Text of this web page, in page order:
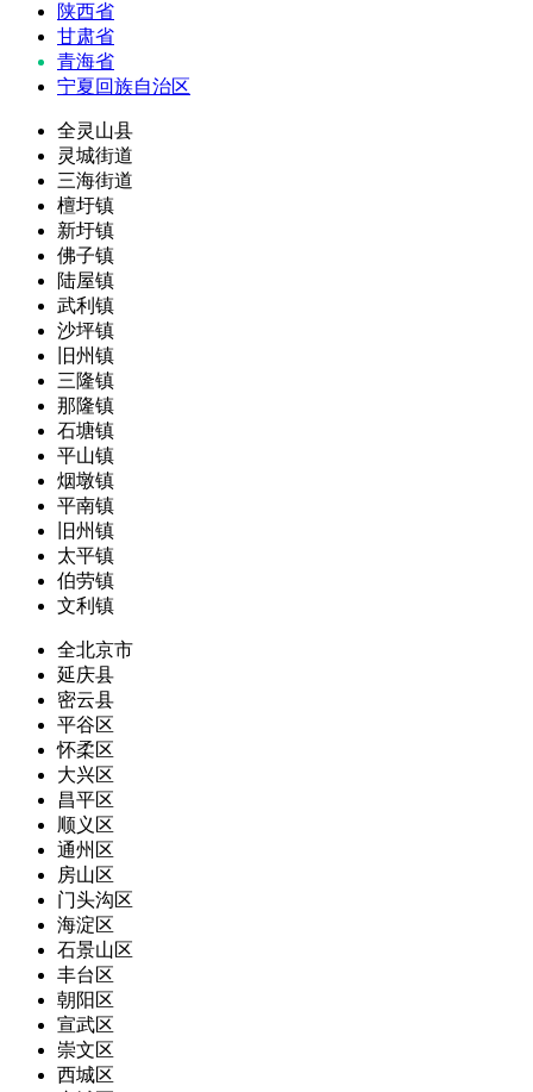
陕西省
甘肃省
青海省
宁夏回族自治区
全灵山县
灵城街道
三海街道
檀圩镇
新圩镇
佛子镇
陆屋镇
武利镇
沙坪镇
旧州镇
三隆镇
那隆镇
石塘镇
平山镇
烟墩镇
平南镇
旧州镇
太平镇
伯劳镇
文利镇
全北京市
延庆县
密云县
平谷区
怀柔区
大兴区
昌平区
顺义区
通州区
房山区
门头沟区
海淀区
石景山区
丰台区
朝阳区
宣武区
崇文区
西城区